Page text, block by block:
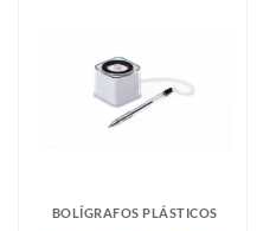
BOLÍGRAFOS PLÁSTICOS